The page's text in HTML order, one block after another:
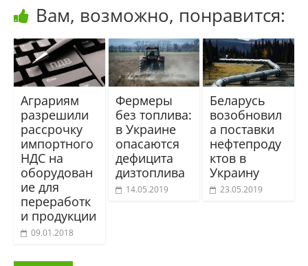
Вам, возможно, понравится:
Аграриям
разрешили
рассрочку
импортного
НДС на
оборудован
ие для
переработк
и продукции
09.01.2018
Фермеры
без топлива:
в Украине
опасаются
дефицита
дизтоплива
14.05.2019
Беларусь
возобновил
а поставки
нефтепроду
ктов в
Украину
23.05.2019